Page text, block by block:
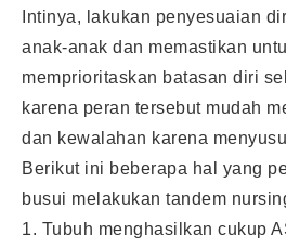
Intinya, lakukan penyesuaian
anak-anak dan memastikan
memprioritaskan batasan diri
karena peran tersebut mudah
dan kewalahan karena
Berikut ini beberapa hal yang
busui melakukan tandem
1. Tubuh menghasilkan cukup